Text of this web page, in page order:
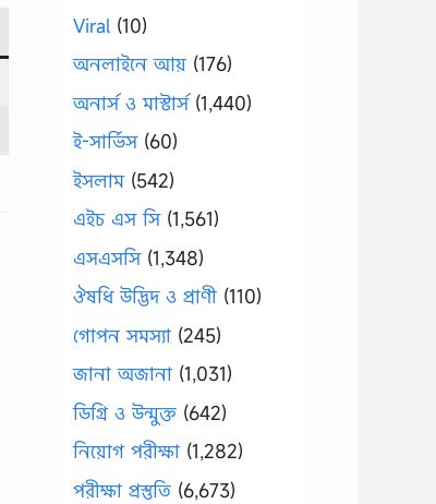
Viral (10)
অনলাইনে আয় (176)
অনার্স ও মাস্টার্স(1,440)
ই-সার্ভিস(60)
ইসলাম(542)
এইচ এস সি(1,561)
এসএসসি(1,348)
ঔষধি উদ্ভিদ ও প্রাণী (110)
গোপন সমস্যা (245)
জানা অজানা (1,031)
ডিগ্রি ও উন্মুক্ত (642)
নিয়োগ পরীক্ষা (1,282)
পরীক্ষা প্রস্তুতি (6,673)